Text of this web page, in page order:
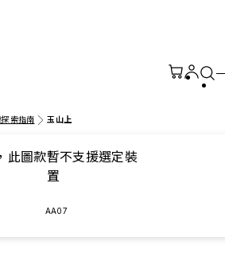
探索指南 玉山上
此圖款暫不支援選定裝
置
AA07